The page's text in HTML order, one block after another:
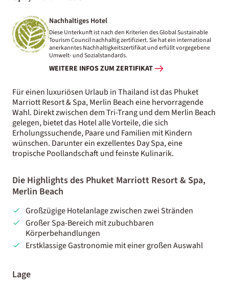
Nachhaltiges Hotel
Diese Unterkunft ist nach den Kriterien des Global Sustainable
Tourism Council nachhaltig zertifiziert. Sie hat ein international
anerkanntes Nachhaltigkeitszertifikat und erfüllt vorgegebene
Umwelt- und Sozialstandards.
WEITERE INFOS ZUM ZERTIFIKAT
Für einen luxuriösen Urlaub in Thailand ist das Phuket
Marriott Resort & Spa, Merlin Beach eine hervorragende
Wahl. Direkt zwischen dem Tri-Trang und dem Merlin Beach
gelegen, bietet das Hotel alle Vorteile, die sich
Erholungssuchende, Paare und Familien mit Kindern
wünschen. Darunter ein exzellentes Day Spa, eine
tropische Poollandschaft und feinste Kulinarik.
Die Highlights des Phuket Marriott Resort & Spa,
Merlin Beach
Großzügige Hotelanlage zwischen zwei Stränden
Großer Spa-Bereich mit zubuchbaren
Körperbehandlungen
Erstklassige Gastronomie mit einer großen Auswahl
Lage